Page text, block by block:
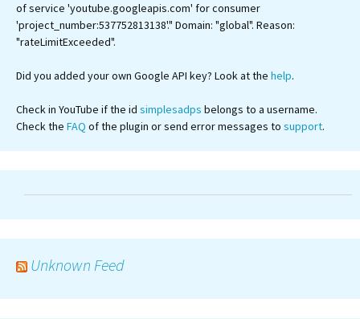
of service 'youtube.googleapis.com' for consumer
'project_number:537752813138'." Domain: "global". Reason:
"rateLimitExceeded".
Did you added your own Google API key? Look at the help.
Check in YouTube if the id simplesadps belongs to a username.
Check the FAQ of the plugin or send error messages to support.
Unknown Feed